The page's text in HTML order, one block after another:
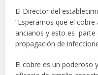
El Director del
“Esperamos que el
ancianos y esto es parte
propagación de
El cobre es un poderoso